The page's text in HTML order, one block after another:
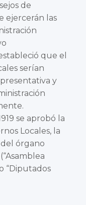
de
ejercerán las
que el
serían
y
se aprobó la
Locales, la
órgano
“Diputados